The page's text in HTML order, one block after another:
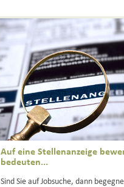
Auf eine Stellenanzeige
bedeuten...
Sind Sie auf Jobsuche, dann